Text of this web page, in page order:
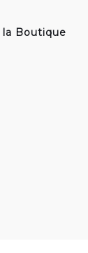
la Boutique